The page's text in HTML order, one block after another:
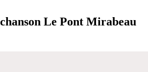
Le Pont Mirabeau